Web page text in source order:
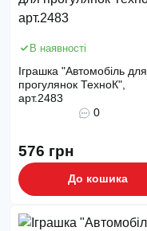
В наявності
Іграшка "Автомобіль для
прогулянок ТехноК",
арт.2483
0
576 грн
До кошика